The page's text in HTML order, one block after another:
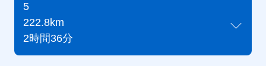
5
222.8km
2時間36分